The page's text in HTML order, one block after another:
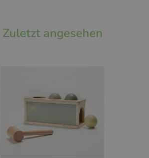
Zuletzt angesehen